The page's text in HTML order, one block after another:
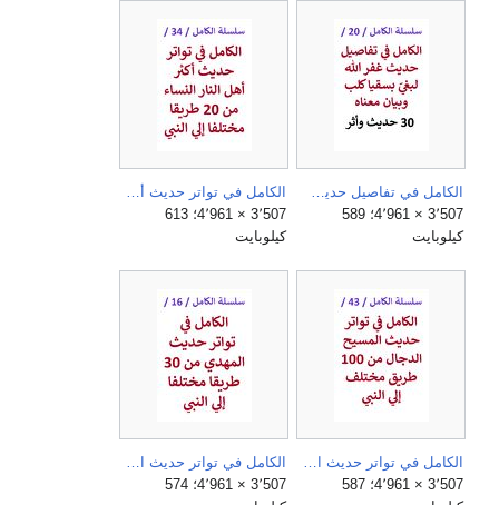
3٬507 × 4٬961؛ 589
كيلوبايت
3٬507 × 4٬961؛ 613
كيلوبايت
الكامل في تواتر حديث المسيح الدجال من 100 طريق مختلف الي النبي.jpg
3٬507 × 4٬961؛ 587
الكامل في تواتر حديث المهدي من 30 طريقا مختلفا الي النبي.jpg
3٬507 × 4٬961؛ 574